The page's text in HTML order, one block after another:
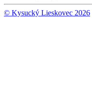
© Kysucký Lieskovec 2026